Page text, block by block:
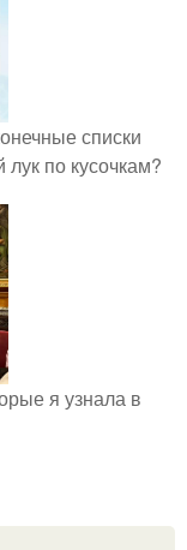
списки
по кусочкам?
я узнала в